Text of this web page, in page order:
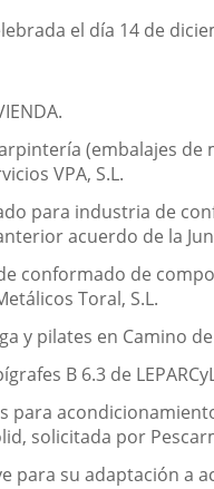
el día 14 de
(embalajes
VPA, S.L.
para industria de
acuerdo de la
conformado de
Toral, S.L.
pilates en Camino
B 6.3 de
para
solicitada por
su adaptación a